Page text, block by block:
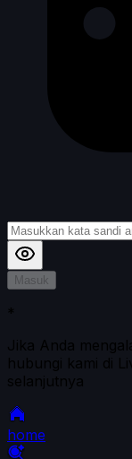
Masuk
*
Jika Anda
hubungi kami di
selanjutnya
home